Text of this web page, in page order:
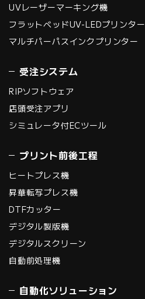
UVレーザーマーキング機
フラットベッドUV-LEDプリンター
マルチパーパスインクプリンター
受注システム
RIPソフトウェア
店頭受注アプリ
シミュレータ付ECツール
プリント前後工程
ヒートプレス機
昇華転写プレス機
DTFカッター
デジタル製版機
デジタルスクリーン
自動前処理機
自動化ソリューション